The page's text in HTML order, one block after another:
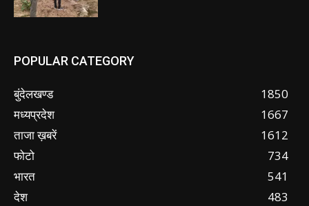
POPULAR CATEGORY
बुंदेलखण्ड
1850
मध्यप्रदेश
1667
ताजा ख़बरें
1612
फोटो
734
भारत
541
देश
483